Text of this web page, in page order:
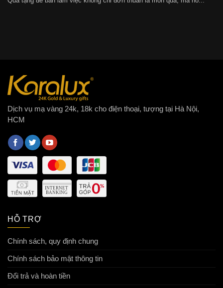
Dịch vụ mạ vàng 24k, 18k cho điện thoại, tượng tại Hà Nội,
HCM
HỖ TRỢ
Chính sách, quy định chung
Chính sách bảo mật thông tin
Đổi trả và hoàn tiền